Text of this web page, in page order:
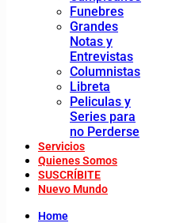
Funebres
Grandes
Notas y
Entrevistas
Columnistas
Libreta
Peliculas y
Series para
no Perderse
Servicios
Quienes Somos
SUSCRÍBITE
Nuevo Mundo
Home